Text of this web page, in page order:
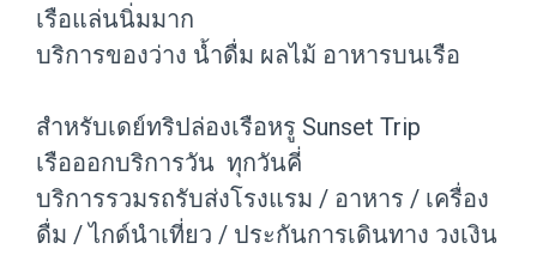
เรือแล่นนิ่มมาก
บริการของว่าง น้ำดื่ม ผลไม้ อาหารบนเรือ
สำหรับเดย์ทริปล่องเรือหรู Sunset Trip
เรือออกบริการวัน ทุกวันคี่
บริการรวมรถรับส่งโรงแรม / อาหาร / เครื่อง
ดื่ม / ไกด์นำเที่ยว / ประกันการเดินทาง วงเงิน